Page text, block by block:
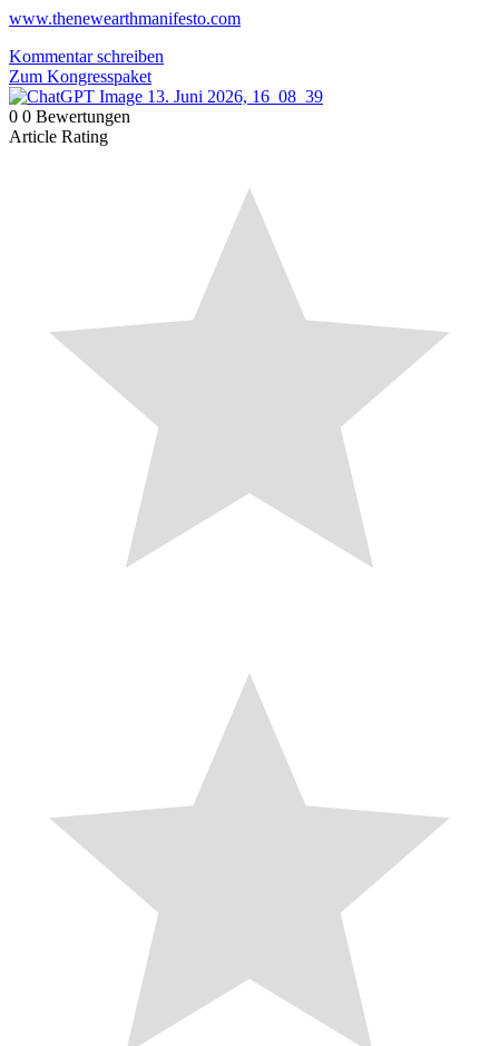
www.thenewearthmanifesto.com
Kommentar schreiben
Zum Kongresspaket
0 0 Bewertungen
Article Rating